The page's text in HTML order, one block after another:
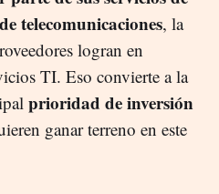
telecomunicaciones, la
logran en
TI. Eso convierte a la
prioridad de inversión
ganar terreno en este